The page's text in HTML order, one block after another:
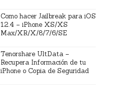
Como hacer Jailbreak para iOS
12.4 – iPhone XS/XS
Max/XR/X/8/7/6/SE
Tenorshare UltData –
Recupera Información de tu
iPhone o Copia de Seguridad